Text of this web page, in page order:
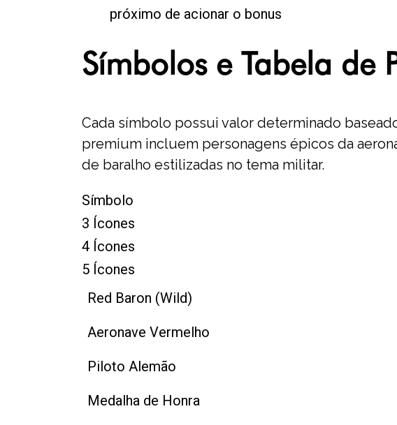
próximo de acionar o bonus
Símbolos e Tabela de
Cada símbolo possui valor determinado
premium incluem personagens épicos da
de baralho estilizadas no tema militar.
Símbolo
3 Ícones
4 Ícones
5 Ícones
Red Baron (Wild)
Aeronave Vermelho
Piloto Alemão
Medalha de Honra